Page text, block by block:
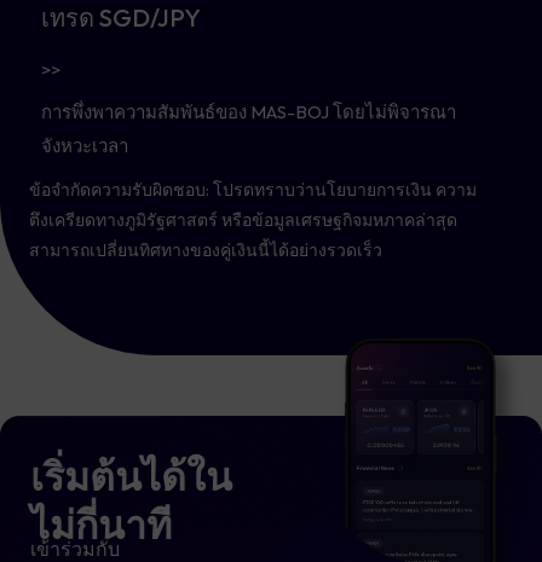
เทรด SGD/JPY
>>
การพึ่งพาความสัมพันธ์ของ MAS-BOJ โดยไม่พิจารณา
จังหวะเวลา
ข้อจำกัดความรับผิดชอบ: โปรดทราบว่านโยบายการเงิน ความ
ตึงเครียดทางภูมิรัฐศาสตร์ หรือข้อมูลเศรษฐกิจมหภาคล่าสุด
สามารถเปลี่ยนทิศทางของคู่เงินนี้ได้อย่างรวดเร็ว
เริ่มต้นได้ใน
ไม่กี่นาที
เข้าร่วมกับ